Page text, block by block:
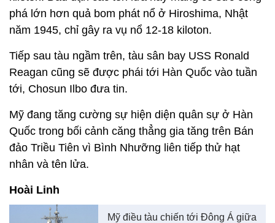
phá lớn hơn quả bom phát nổ ở Hiroshima, Nhật
năm 1945, chỉ gây ra vụ nổ 12-18 kiloton.
Tiếp sau tàu ngầm trên, tàu sân bay USS Ronald
Reagan cũng sẽ được phái tới Hàn Quốc vào tuần
tới, Chosun Ilbo đưa tin.
Mỹ đang tăng cường sự hiện diện quân sự ở Hàn
Quốc trong bối cảnh căng thẳng gia tăng trên Bán
đảo Triều Tiên vì Bình Nhưỡng liên tiếp thử hạt
nhân và tên lửa.
Hoài Linh
Mỹ điều tàu chiến tới Đông Á giữa